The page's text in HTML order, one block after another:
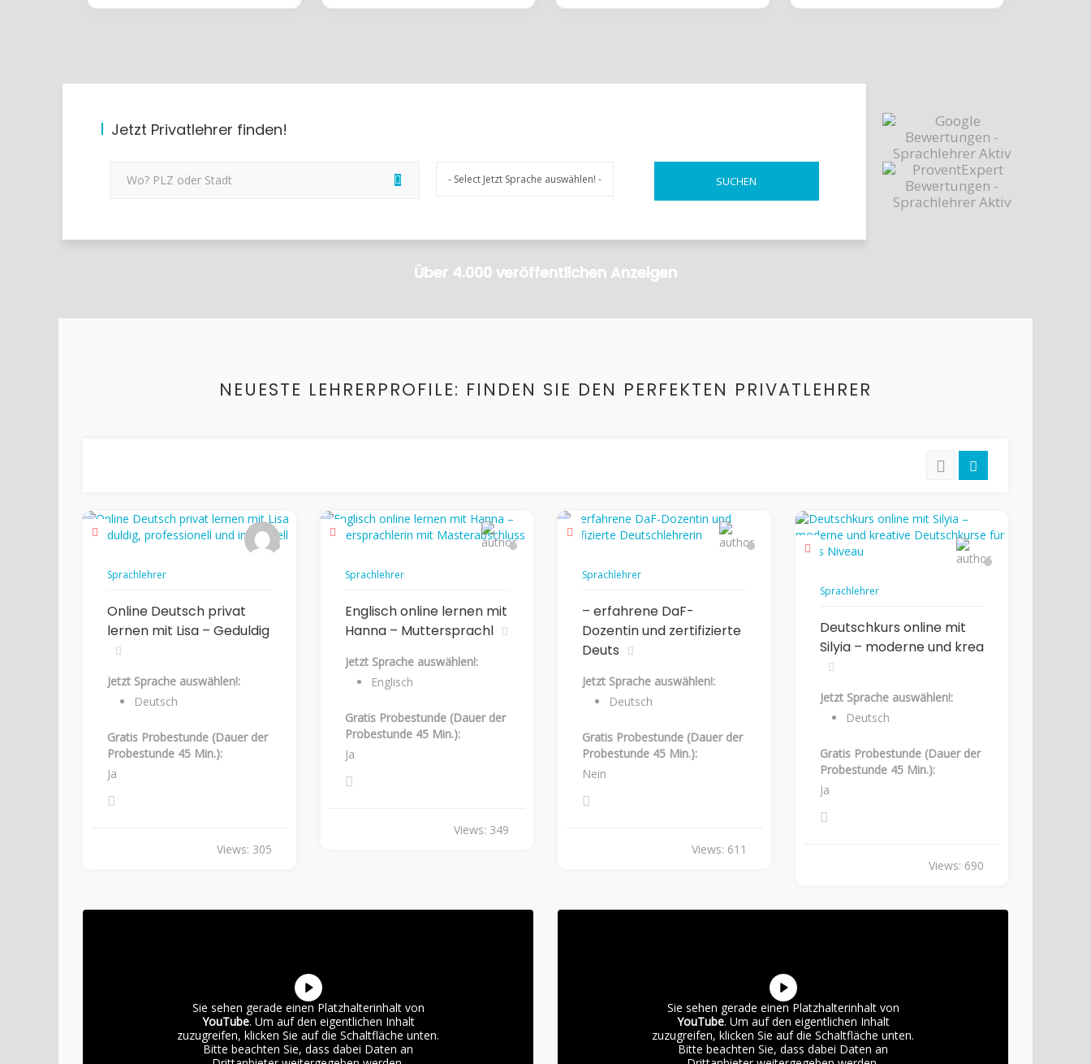
Jetzt Privatlehrer finden!
Über 4.000 veröffentlichen Anzeigen
NEUESTE LEHRERPROFILE: FINDEN SIE DEN PERFEKTEN PRIVATLEHRER
Sprachlehrer
Online Deutsch privat
lernen mit Lisa – Geduldig
Jetzt Sprache auswählen!:
Deutsch
Gratis Probestunde (Dauer der
Probestunde 45 Min.):
Ja
Views: 305
Sprachlehrer
Englisch online lernen mit
Hanna – Muttersprachl
Jetzt Sprache auswählen!:
Englisch
Gratis Probestunde (Dauer der
Probestunde 45 Min.):
Ja
Views: 349
Sprachlehrer
– erfahrene DaF-
Dozentin und zertifizierte
Deuts
Jetzt Sprache auswählen!:
Deutsch
Gratis Probestunde (Dauer der
Probestunde 45 Min.):
Nein
Views: 611
Sprachlehrer
Deutschkurs online mit
Silyia – moderne und krea
Jetzt Sprache auswählen!:
Deutsch
Gratis Probestunde (Dauer der
Probestunde 45 Min.):
Ja
Views: 690
Sie sehen gerade einen Platzhalterinhalt von
YouTube. Um auf den eigentlichen Inhalt
zuzugreifen, klicken Sie auf die Schaltfläche unten.
Bitte beachten Sie, dass dabei Daten an
Sie sehen gerade einen Platzhalterinhalt von
YouTube. Um auf den eigentlichen Inhalt
zuzugreifen, klicken Sie auf die Schaltfläche unten.
Bitte beachten Sie, dass dabei Daten an